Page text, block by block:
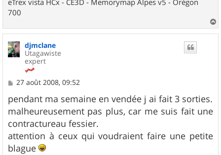
700
a
djmclane
Utagawiste
expert
M
s
s
a
g
e
27 août 2008, 09:52
pendant ma semaine en vendée j ai fait 3 sorties.
malheureusement pas plus, car me suis fait une
contractureau fessier.
attention à ceux qui voudraient faire une petite
blague